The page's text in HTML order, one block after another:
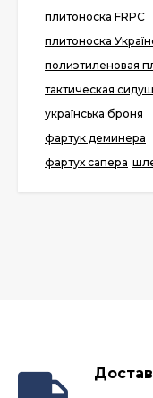
плитоноска FRPC
плитоноска
полиэтиленовая
тактическая
українська броня
фартук деминера
фартух сапера